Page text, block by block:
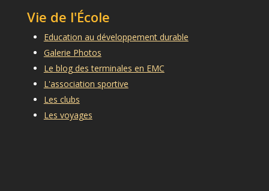
Vie de l'École
Education au développement durable
Galerie Photos
Le blog des terminales en EMC
L'association sportive
Les clubs
Les voyages